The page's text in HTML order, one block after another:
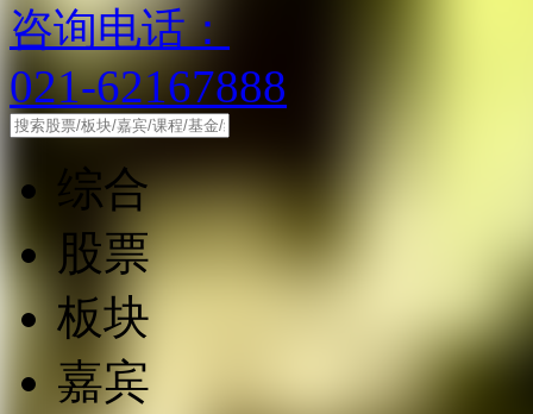
咨询电话：
021-62167888
综合
股票
板块
嘉宾